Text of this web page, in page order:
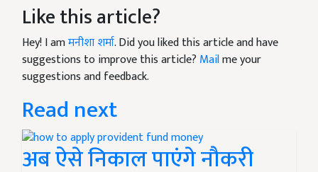
Like this article?
Hey! I amमनीशा शर्मा. Did you liked this article and have
suggestions to improve this article? Mailme your
suggestions and feedback.
Read next
अब ऐसे निकाल पाएंगे नौकरी